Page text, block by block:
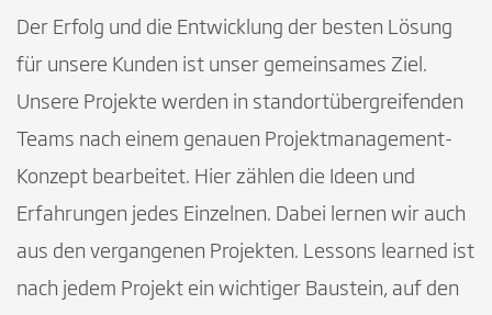
Der Erfolg und die Entwicklung der besten Lösung
für unsere Kunden ist unser gemeinsames Ziel.
Unsere Projekte werden in standortübergreifenden
Teams nach einem genauen Projektmanagement-
Konzept bearbeitet. Hier zählen die Ideen und
Erfahrungen jedes Einzelnen. Dabei lernen wir auch
aus den vergangenen Projekten. Lessons learned ist
nach jedem Projekt ein wichtiger Baustein, auf den